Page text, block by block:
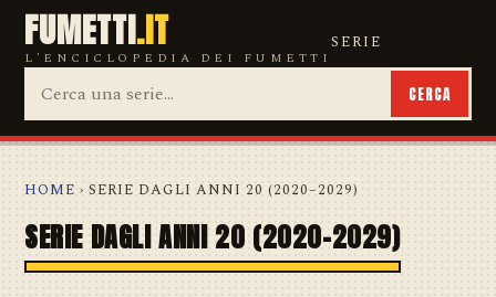
FUMETTI.IT
L'ENCICLOPEDIA DEI FUMETTI
SERIE
CERCA
HOME › SERIE DAGLI ANNI 20 (2020–2029)
SERIE DAGLI ANNI 20 (2020–2029)